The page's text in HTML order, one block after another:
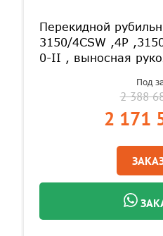
Перекидной
3150/4CSW ,4P
0-II , выносная
Под
2 388
2 171